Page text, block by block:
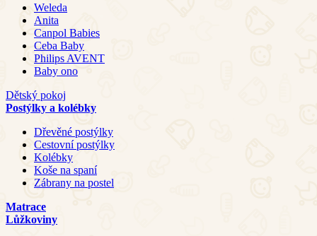
Weleda
Anita
Canpol Babies
Ceba Baby
Philips AVENT
Baby ono
Dětský pokoj
Postýlky a kolébky
Dřevěné postýlky
Cestovní postýlky
Kolébky
Koše na spaní
Zábrany na postel
Matrace
Lůžkoviny